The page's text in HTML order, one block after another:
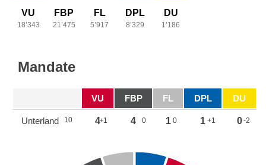
VU
18’343
FBP
21’475
FL
5’917
DPL
8’329
DU
1’186
Mandate
VU FBP FL DPL DU
Unterland 10 4+1 4 0 1 0 1 +1 0-2